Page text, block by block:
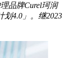
品牌Curel珂润
划4.0」。继2023